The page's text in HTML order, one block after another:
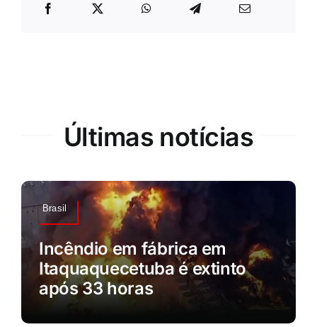
Últimas notícias
Brasil
Incêndio em fábrica em
Itaquaquecetuba é extinto
após 33 horas